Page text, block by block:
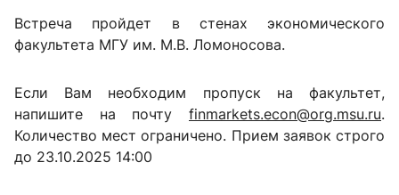
Встреча пройдет в стенах экономического
факультета МГУ им. М.В. Ломоносова.
Если Вам необходим пропуск на факультет,
напишите на почту finmarkets.econ@org.msu.ru.
Количество мест ограничено. Прием заявок строго
до 23.10.2025 14:00